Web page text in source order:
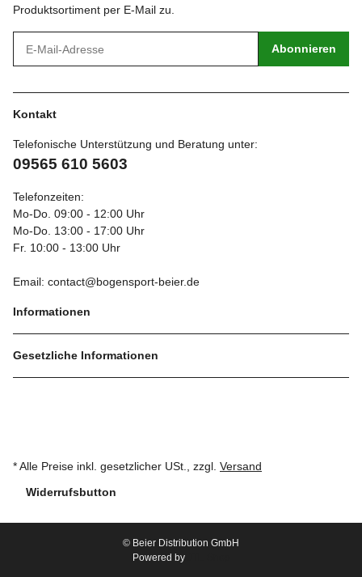
Produktsortiment per E-Mail zu.
Abonnieren
Kontakt
Telefonische Unterstützung und Beratung unter:
09565 610 5603
Telefonzeiten:
Mo-Do. 09:00 - 12:00 Uhr
Mo-Do. 13:00 - 17:00 Uhr
Fr. 10:00 - 13:00 Uhr
Email: contact@bogensport-beier.de
Informationen
Gesetzliche Informationen
* Alle Preise inkl. gesetzlicher USt., zzgl. Versand
Widerrufsbutton
© Beier Distribution GmbH
Powered by